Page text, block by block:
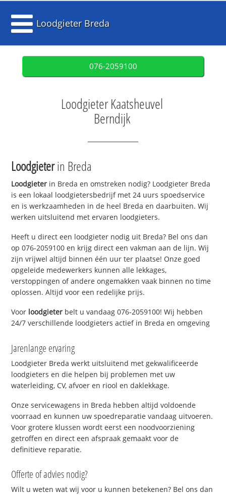
Loodgieter Breda
076-2059100
Loodgieter Kaatsheuvel
Berndijk
Loodgieterin Breda
Loodgieter in Breda en omstreken nodig? Loodgieter Breda
is een lokaal loodgietersbedrijf met 24 uurs spoedservice
en is werkzaamheden in de heel Breda en daarbuiten. Wij
werken uitsluitend met ervaren loodgieters.
Heeft u direct een loodgieter nodig uit Breda? Bel ons dan
op 076-2059100 en krijg direct een vakman aan de lijn. Wij
zijn vrijwel altijd binnen één uur ter plaatse! Onze goed
opgeleide medewerkers kunnen alle lekkages,
verstoppingen of andere ongemakken vaak binnen no time
oplossen. Altijd voor een redelijke prijs.
Voor loodgieter belt u vandaag 076-2059100! Wij hebben
24/7 verschillende loodgieters actief in Breda en omgeving
Jarenlange ervaring
Loodgieter Breda werkt uitsluitend met gekwalificeerde
loodgieters en die helpen bij problemen met uw
waterleiding, CV, afvoer en riool en daklekkage.
Onze servicewagens in Breda hebben altijd voldoende
voorraad en kunnen uw spoedreparatie vandaag uitvoeren.
Voor grotere klussen wordt eerst een noodvoorziening
getroffen en direct een afspraak gemaakt voor de
definitieve reparatie.
Offerte of advies nodig?
Wilt u weten wat wij voor u kunnen betekenen? Bel ons dan